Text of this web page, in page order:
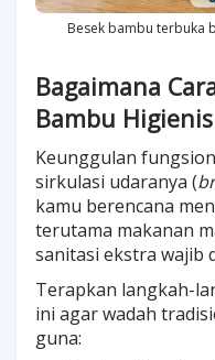
Besek bambu terbuka
Bagaimana
Bambu
Keunggulan
sirkulasi udaranya (
kamu berencana
terutama makanan
sanitasi ekstra wajib
Terapkan langkah-
ini agar wadah
guna: